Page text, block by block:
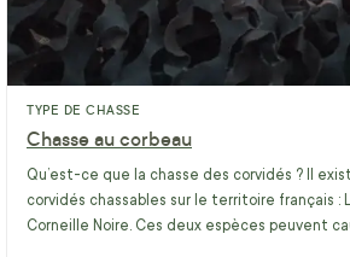
TYPE DE CHASSE
Chasse au corbeau
Qu’est-ce que la chasse des corvidés ? Il
corvidés chassables sur le territoire français :
Corneille Noire. Ces deux espèces peuvent